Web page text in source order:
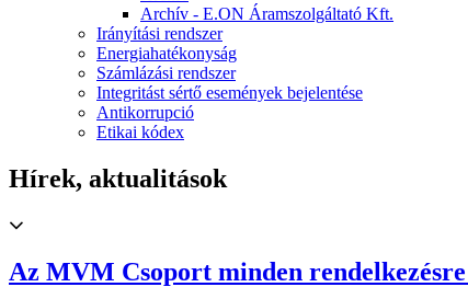
Archív - E.ON Áramszolgáltató Kft.
Irányítási rendszer
Energiahatékonyság
Számlázási rendszer
Integritást sértő események bejelentése
Antikorrupció
Etikai kódex
Hírek, aktualitások
Az MVM Csoport minden